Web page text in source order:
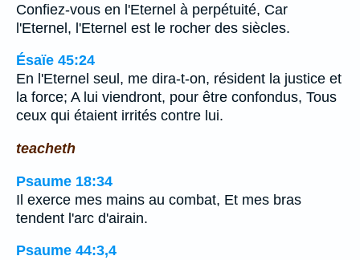
Confiez-vous en l'Eternel à perpétuité, Car
l'Eternel, l'Eternel est le rocher des siècles.
Ésaïe 45:24
En l'Eternel seul, me dira-t-on, résident la justice et
la force; A lui viendront, pour être confondus, Tous
ceux qui étaient irrités contre lui.
teacheth
Psaume 18:34
Il exerce mes mains au combat, Et mes bras
tendent l'arc d'airain.
Psaume 44:3,4